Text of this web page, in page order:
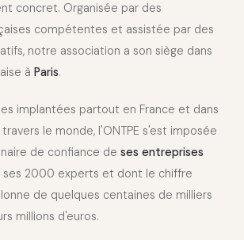
concret. Organisée par des
compétentes et assistée par des
notre association a son siège dans
à Paris.
implantées partout en France et dans
le monde, l'ONTPE s'est imposée
de confiance de ses entreprises
ses 2000 experts et dont le chiffre
de quelques centaines de milliers
millions d'euros.